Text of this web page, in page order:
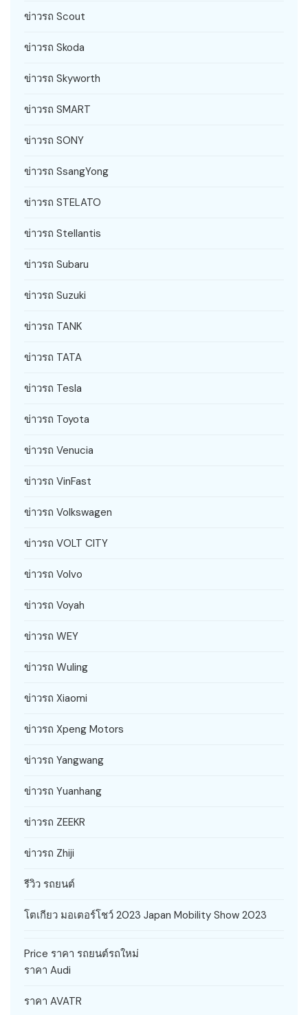
ข่าวรถ Scout
ข่าวรถ Skoda
ข่าวรถ Skyworth
ข่าวรถ SMART
ข่าวรถ SONY
ข่าวรถ SsangYong
ข่าวรถ STELATO
ข่าวรถ Stellantis
ข่าวรถ Subaru
ข่าวรถ Suzuki
ข่าวรถ TANK
ข่าวรถ TATA
ข่าวรถ Tesla
ข่าวรถ Toyota
ข่าวรถ Venucia
ข่าวรถ VinFast
ข่าวรถ Volkswagen
ข่าวรถ VOLT CITY
ข่าวรถ Volvo
ข่าวรถ Voyah
ข่าวรถ WEY
ข่าวรถ Wuling
ข่าวรถ Xiaomi
ข่าวรถ Xpeng Motors
ข่าวรถ Yangwang
ข่าวรถ Yuanhang
ข่าวรถ ZEEKR
ข่าวรถ Zhiji
รีวิว รถยนต์
โตเกียว มอเตอร์โชว์ 2023 Japan Mobility Show 2023
Price ราคา รถยนต์รถใหม่
ราคา Audi
ราคา AVATR